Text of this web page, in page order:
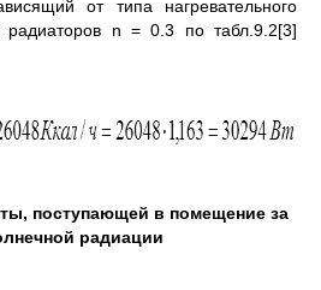
от типа нагревательного
радиаторов n = 0.3 по табл.9.2[3]
поступающей в помещение за
радиации